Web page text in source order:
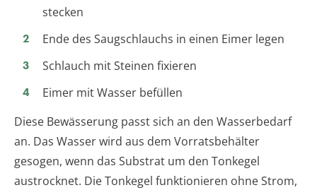
stecken
Ende des Saugschlauchs in einen Eimer legen
Schlauch mit Steinen fixieren
Eimer mit Wasser befüllen
Diese Bewässerung passt sich an den Wasserbedarf
an. Das Wasser wird aus dem Vorratsbehälter
gesogen, wenn das Substrat um den Tonkegel
austrocknet. Die Tonkegel funktionieren ohne Strom,